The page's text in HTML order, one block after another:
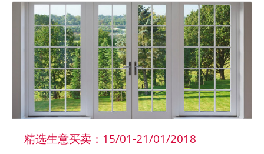
精选生意买卖：15/01-21/01/2018